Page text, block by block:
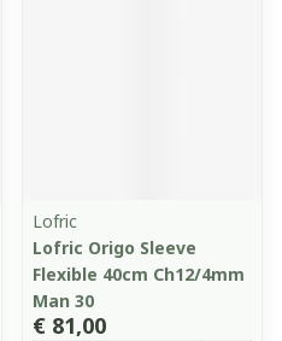
Lofric
Lofric Origo Sleeve
Flexible 40cm Ch12/4mm
Man 30
€ 81,00